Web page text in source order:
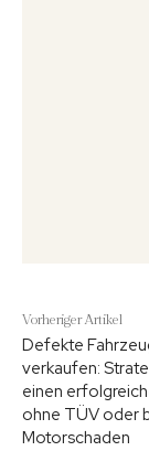
Vorheriger Artikel
Defekte
verkaufen:
einen
ohne TÜV oder
Motorschaden